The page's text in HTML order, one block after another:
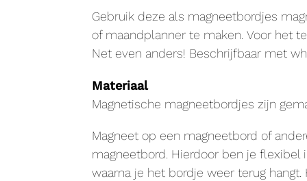
Gebruik deze als magneetbordjes
of maandplanner te maken. Voor het
Net even anders! Beschrijfbaar met
Materiaal
Magnetische magneetbordjes zijn
Magneet op een magneetbord of
magneetbord. Hierdoor ben je
waarna je het bordje weer terug hangt.